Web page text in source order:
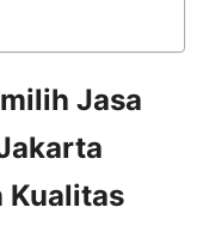
Jasa
Kualitas